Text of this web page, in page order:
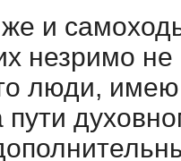
же и
незримо
люди,
пути